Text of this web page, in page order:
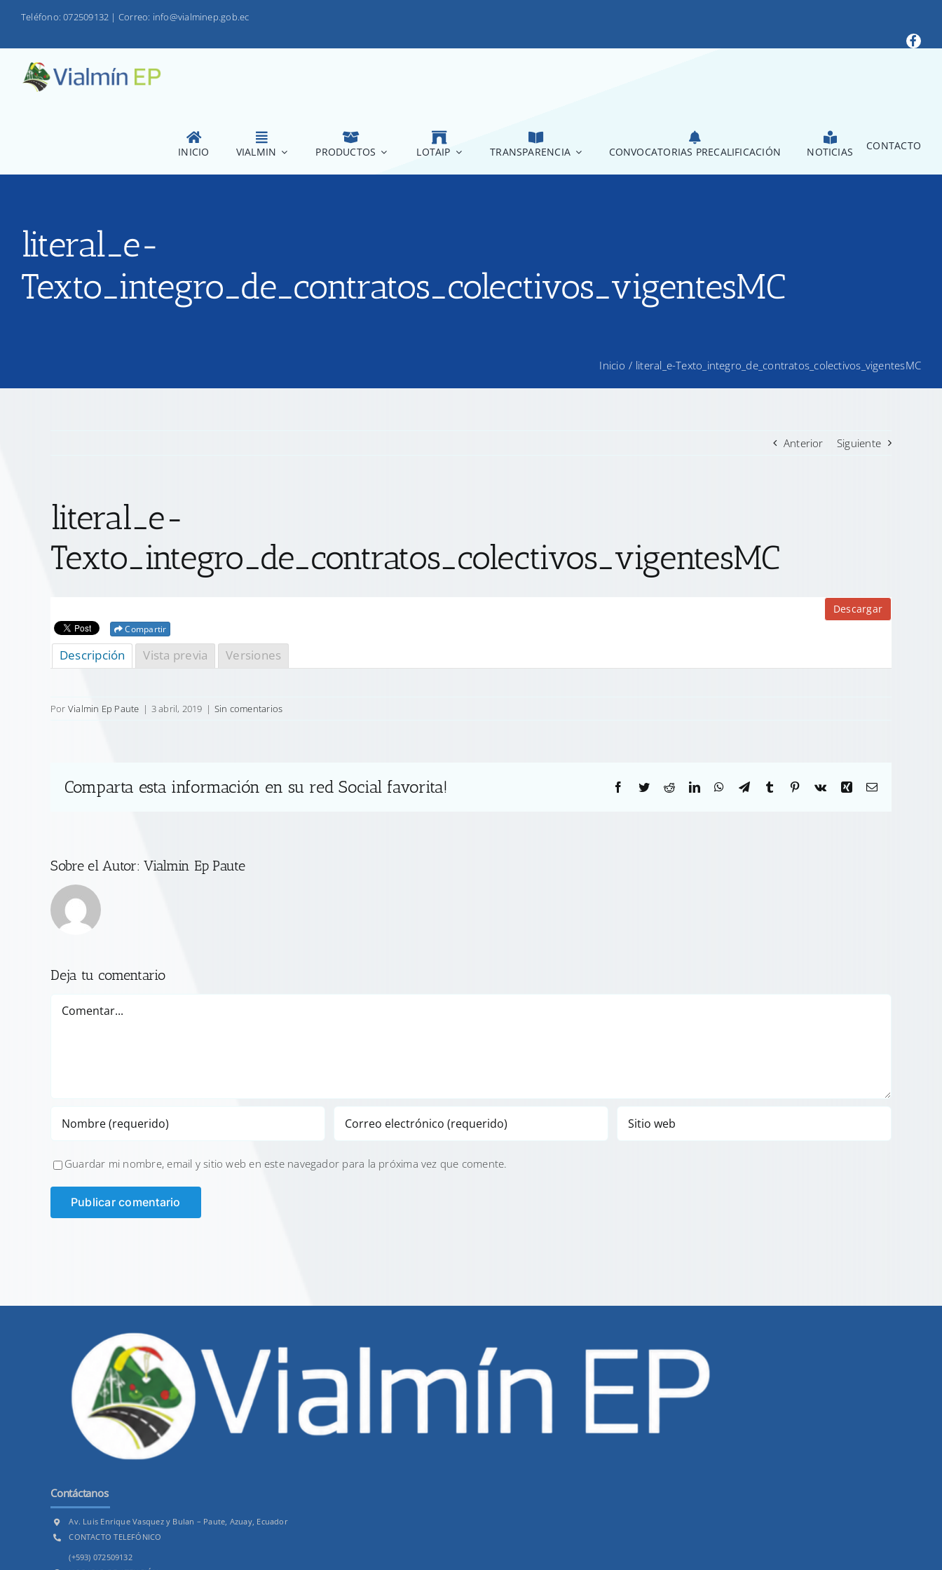
Teléfono: 072509132 | Correo: info@vialminep.gob.ec
INICIO VIALMIN PRODUCTOS LOTAIP TRANSPARENCIA CONVOCATORIAS PRECALIFICACIÓN NOTICIAS CONTACTO
literal_e-
Texto_integro_de_contratos_colectivos_vigentesMC
Inicio / literal_e-Texto_integro_de_contratos_colectivos_vigentesMC
Anterior Siguiente
literal_e-
Texto_integro_de_contratos_colectivos_vigentesMC
Descargar
Compartir
Descripción Vista previa Versiones
Por Vialmin Ep Paute | 3 abril, 2019 | Sin comentarios
Comparta esta información en su red Social favorita! Facebook
TwitterRedditLinkedInWhatsApp
TelegramTumblr Pinterest
Vk Xing Correo
Sobre el Autor:Vialmin Ep Paute
Deja tu comentario
Guardar mi nombre, email y sitio web en este navegador para la próxima vez que comente.
Contáctanos
Av. Luis Enrique Vasquez y Bulan – Paute, Azuay, Ecuador
CONTACTO TELEFÓNICO
(+593) 072509132